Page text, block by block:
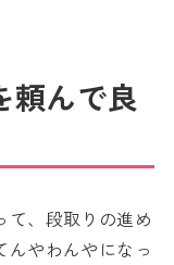
頼んで良
て、段取りの進め
んやわんやになっ